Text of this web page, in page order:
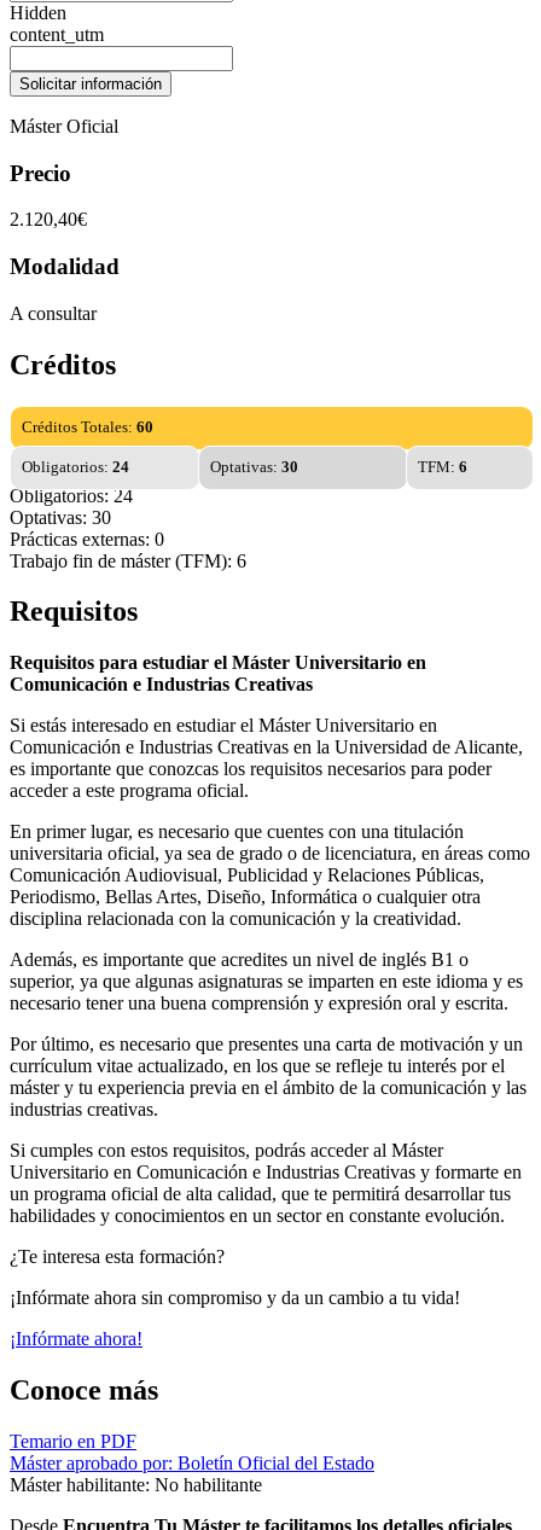
Hidden
content_utm
Máster Oficial
Precio
2.120,40€
Modalidad
A consultar
Créditos
Créditos Totales: 60
Obligatorios: 24 Optativas: 30 TFM:6
Obligatorios: 24
Optativas: 30
Prácticas externas: 0
Trabajo fin de máster (TFM): 6
Requisitos
Requisitos para estudiar el Máster Universitario en
Comunicación e Industrias Creativas
Si estás interesado en estudiar el Máster Universitario en
Comunicación e Industrias Creativas en la Universidad de Alicante,
es importante que conozcas los requisitos necesarios para poder
acceder a este programa oficial.
En primer lugar, es necesario que cuentes con una titulación
universitaria oficial, ya sea de grado o de licenciatura, en áreas como
Comunicación Audiovisual, Publicidad y Relaciones Públicas,
Periodismo, Bellas Artes, Diseño, Informática o cualquier otra
disciplina relacionada con la comunicación y la creatividad.
Además, es importante que acredites un nivel de inglés B1 o
superior, ya que algunas asignaturas se imparten en este idioma y es
necesario tener una buena comprensión y expresión oral y escrita.
Por último, es necesario que presentes una carta de motivación y un
currículum vitae actualizado, en los que se refleje tu interés por el
máster y tu experiencia previa en el ámbito de la comunicación y las
industrias creativas.
Si cumples con estos requisitos, podrás acceder al Máster
Universitario en Comunicación e Industrias Creativas y formarte en
un programa oficial de alta calidad, que te permitirá desarrollar tus
habilidades y conocimientos en un sector en constante evolución.
¿Te interesa esta formación?
¡Infórmate ahora sin compromiso y da un cambio a tu vida!
¡Infórmate ahora!
Conoce más
Temario en PDF
Máster aprobado por: Boletín Oficial del Estado
Máster habilitante: No habilitante